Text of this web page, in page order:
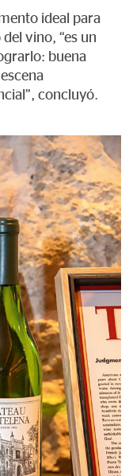
ideal para
vino, “es un
buena
concluyó.